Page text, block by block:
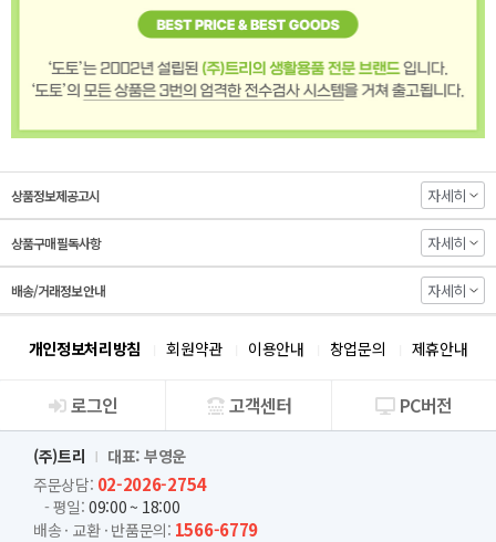
상품정보제공고시 자세히
상품구매 필독사항 자세히
배송/거래정보 안내 자세히
개인정보처리방침 회원약관 이용안내 창업문의 제휴안내
회사소개
로그인 고객센터 PC버전
(주)트리
대표: 부영운
주문상담: 02-2026-2754
- 평일: 09:00 ~ 18:00
배송 · 교환 · 반품문의: 1566-6779